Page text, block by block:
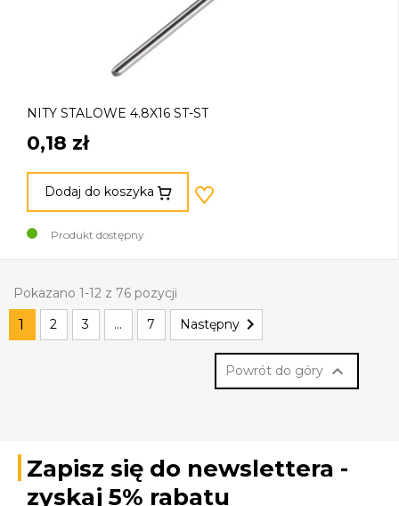
NITY STALOWE 4.8X16 ST-ST
0,18 zł
Dodaj do koszyka
Produkt dostępny
Pokazano 1-12 z 76 pozycji
1 2 3 … 7 Następny 
Powrót do góry 
Zapisz się do newslettera -
zyskaj 5% rabatu